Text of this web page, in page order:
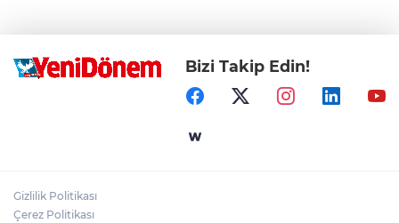
Bizi Takip Edin!
Gizlilik Politikası
Çerez Politikası